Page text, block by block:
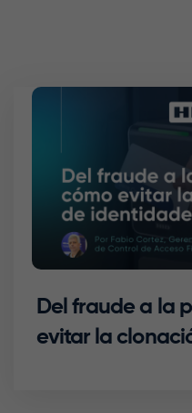
Del fraude a la
evitar la